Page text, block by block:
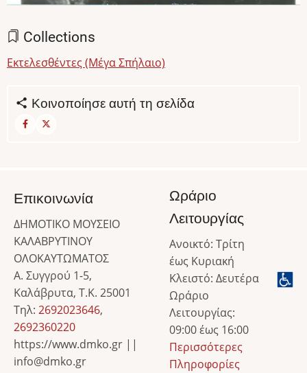
Collections
Εκτελεσθέντες (Μέγα Σπήλαιο)
Κοινοποίησε αυτή τη σελίδα
Επικοινωνία
ΔΗΜΟΤΙΚΟ ΜΟΥΣΕΙΟ
ΚΑΛΑΒΡΥΤΙΝΟΥ
ΟΛΟΚΑΥΤΩΜΑΤΟΣ
Α. Συγγρού 1-5,
Καλάβρυτα, Τ.Κ. 25001
Τηλ: 2692023646,
2692360220
https://www.dmko.gr ||
info@dmko.gr
Ωράριο
Λειτουργίας
Ανοικτό: Τρίτη
έως Κυριακή
Κλειστό: Δευτέρα
Ωράριο
Λειτουργίας:
09:00 έως 16:00
Περισσότερες
Πληροφορίες